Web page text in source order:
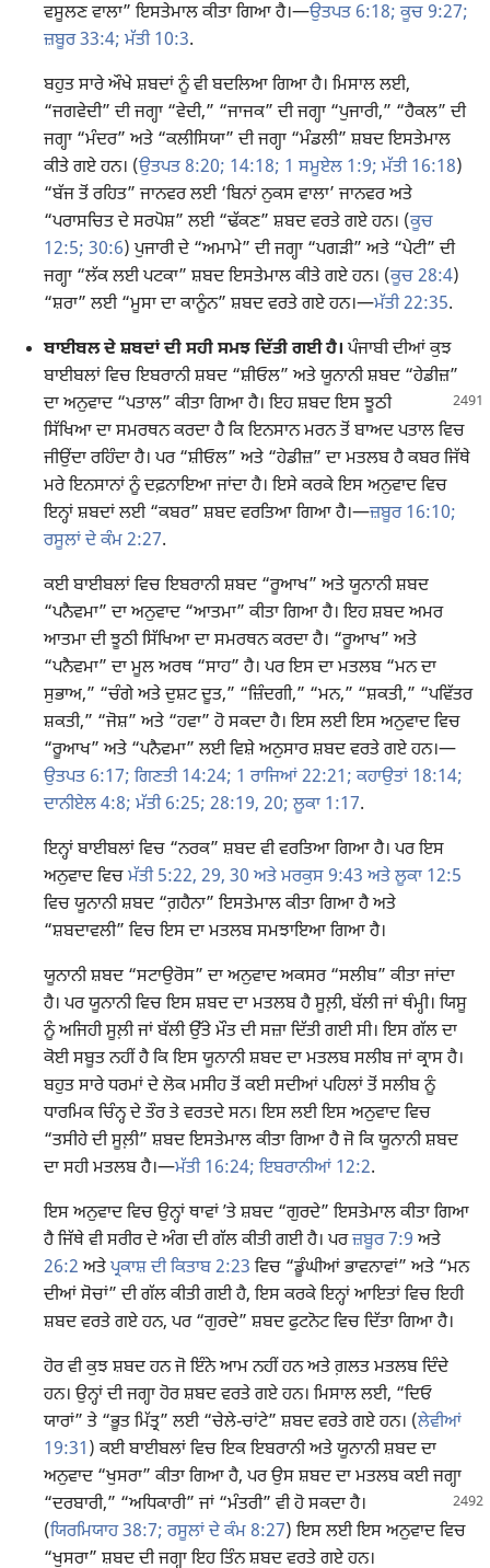
ਵਸੂਲਣ ਵਾਲਾ” ਇਸਤੇਮਾਲ ਕੀਤਾ ਗਿਆ ਹੈ।​—ਉਤਪਤ 6:18; ਕੂਚ 9:27;
ਜ਼ਬੂਰ 33:4; ਮੱਤੀ 10:3.
ਬਹੁਤ ਸਾਰੇ ਔਖੇ ਸ਼ਬਦਾਂ ਨੂੰ ਵੀ ਬਦਲਿਆ ਗਿਆ ਹੈ। ਮਿਸਾਲ ਲਈ,
“ਜਗਵੇਦੀ” ਦੀ ਜਗ੍ਹਾ “ਵੇਦੀ,” “ਜਾਜਕ” ਦੀ ਜਗ੍ਹਾ “ਪੁਜਾਰੀ,” “ਹੈਕਲ” ਦੀ
ਜਗ੍ਹਾ “ਮੰਦਰ” ਅਤੇ “ਕਲੀਸਿਯਾ” ਦੀ ਜਗ੍ਹਾ “ਮੰਡਲੀ” ਸ਼ਬਦ ਇਸਤੇਮਾਲ
ਕੀਤੇ ਗਏ ਹਨ। (ਉਤਪਤ 8:20; 14:18; 1 ਸਮੂਏਲ 1:9; ਮੱਤੀ 16:18)
“ਬੱਜ ਤੋਂ ਰਹਿਤ” ਜਾਨਵਰ ਲਈ ‘ਬਿਨਾਂ ਨੁਕਸ ਵਾਲਾ’ ਜਾਨਵਰ ਅਤੇ
“ਪਰਾਸਚਿਤ ਦੇ ਸਰਪੋਸ਼” ਲਈ “ਢੱਕਣ” ਸ਼ਬਦ ਵਰਤੇ ਗਏ ਹਨ। (ਕੂਚ
12:5; 30:6) ਪੁਜਾਰੀ ਦੇ “ਅਮਾਮੇ” ਦੀ ਜਗ੍ਹਾ “ਪਗੜੀ” ਅਤੇ “ਪੇਟੀ” ਦੀ
ਜਗ੍ਹਾ “ਲੱਕ ਲਈ ਪਟਕਾ” ਸ਼ਬਦ ਇਸਤੇਮਾਲ ਕੀਤੇ ਗਏ ਹਨ। (ਕੂਚ 28:4)
“ਸ਼ਰਾ” ਲਈ “ਮੂਸਾ ਦਾ ਕਾਨੂੰਨ” ਸ਼ਬਦ ਵਰਤੇ ਗਏ ਹਨ।​—ਮੱਤੀ 22:35.
ਬਾਈਬਲ ਦੇ ਸ਼ਬਦਾਂ ਦੀ ਸਹੀ ਸਮਝ ਦਿੱਤੀ ਗਈ ਹੈ।ਪੰਜਾਬੀ ਦੀਆਂ ਕੁਝ
ਬਾਈਬਲਾਂ ਵਿਚ ਇਬਰਾਨੀ ਸ਼ਬਦ “ਸ਼ੀਓਲ” ਅਤੇ ਯੂਨਾਨੀ ਸ਼ਬਦ “ਹੇਡੀਜ਼”
ਦਾਅਨੁਵਾਦ “ਪਤਾਲ” ਕੀਤਾ ਗਿਆ ਹੈ। ਇਹ ਸ਼ਬਦ ਇਸ ਝੂਠੀ
ਸਿੱਖਿਆ ਦਾ ਸਮਰਥਨ ਕਰਦਾ ਹੈ ਕਿ ਇਨਸਾਨ ਮਰਨ ਤੋਂ ਬਾਅਦ ਪਤਾਲ ਵਿਚ
ਜੀਉਂਦਾ ਰਹਿੰਦਾ ਹੈ। ਪਰ “ਸ਼ੀਓਲ” ਅਤੇ “ਹੇਡੀਜ਼” ਦਾ ਮਤਲਬ ਹੈ ਕਬਰ ਜਿੱਥੇ
ਮਰੇ ਇਨਸਾਨਾਂ ਨੂੰ ਦਫ਼ਨਾਇਆ ਜਾਂਦਾ ਹੈ। ਇਸੇ ਕਰਕੇ ਇਸ ਅਨੁਵਾਦ ਵਿਚ
ਇਨ੍ਹਾਂ ਸ਼ਬਦਾਂ ਲਈ “ਕਬਰ” ਸ਼ਬਦ ਵਰਤਿਆ ਗਿਆ ਹੈ।​—ਜ਼ਬੂਰ 16:10;
ਰਸੂਲਾਂ ਦੇ ਕੰਮ 2:27.
ਕਈ ਬਾਈਬਲਾਂ ਵਿਚ ਇਬਰਾਨੀ ਸ਼ਬਦ “ਰੂਆਖ” ਅਤੇ ਯੂਨਾਨੀ ਸ਼ਬਦ
“ਪਨੈਵਮਾ” ਦਾ ਅਨੁਵਾਦ “ਆਤਮਾ” ਕੀਤਾ ਗਿਆ ਹੈ। ਇਹ ਸ਼ਬਦ ਅਮਰ
ਆਤਮਾ ਦੀ ਝੂਠੀ ਸਿੱਖਿਆ ਦਾ ਸਮਰਥਨ ਕਰਦਾ ਹੈ। “ਰੂਆਖ” ਅਤੇ
“ਪਨੈਵਮਾ” ਦਾ ਮੂਲ ਅਰਥ “ਸਾਹ” ਹੈ। ਪਰ ਇਸ ਦਾ ਮਤਲਬ “ਮਨ ਦਾ
ਸੁਭਾਅ,” “ਚੰਗੇ ਅਤੇ ਦੁਸ਼ਟ ਦੂਤ,” “ਜ਼ਿੰਦਗੀ,” “ਮਨ,” “ਸ਼ਕਤੀ,” “ਪਵਿੱਤਰ
ਸ਼ਕਤੀ,” “ਜੋਸ਼” ਅਤੇ “ਹਵਾ” ਹੋ ਸਕਦਾ ਹੈ। ਇਸ ਲਈ ਇਸ ਅਨੁਵਾਦ ਵਿਚ
“ਰੂਆਖ” ਅਤੇ “ਪਨੈਵਮਾ” ਲਈ ਵਿਸ਼ੇ ਅਨੁਸਾਰ ਸ਼ਬਦ ਵਰਤੇ ਗਏ ਹਨ।​—
ਉਤਪਤ 6:17; ਗਿਣਤੀ 14:24; 1 ਰਾਜਿਆਂ 22:21; ਕਹਾਉਤਾਂ 18:14;
ਦਾਨੀਏਲ 4:8; ਮੱਤੀ 6:25; 28:​19, 20; ਲੂਕਾ 1:17.
ਇਨ੍ਹਾਂ ਬਾਈਬਲਾਂ ਵਿਚ “ਨਰਕ” ਸ਼ਬਦ ਵੀ ਵਰਤਿਆ ਗਿਆ ਹੈ। ਪਰ ਇਸ
ਅਨੁਵਾਦ ਵਿਚਮੱਤੀ 5:​22, 29, 30 ਅਤੇਮਰਕੁਸ 9:43 ਅਤੇਲੂਕਾ 12:5
ਵਿਚ ਯੂਨਾਨੀ ਸ਼ਬਦ “ਗ਼ਹੈਨਾ” ਇਸਤੇਮਾਲ ਕੀਤਾ ਗਿਆ ਹੈ ਅਤੇ
“ਸ਼ਬਦਾਵਲੀ” ਵਿਚ ਇਸ ਦਾ ਮਤਲਬ ਸਮਝਾਇਆ ਗਿਆ ਹੈ।
ਯੂਨਾਨੀ ਸ਼ਬਦ “ਸਟਾਉਰੋਸ” ਦਾ ਅਨੁਵਾਦ ਅਕਸਰ “ਸਲੀਬ” ਕੀਤਾ ਜਾਂਦਾ
ਹੈ। ਪਰ ਯੂਨਾਨੀ ਵਿਚ ਇਸ ਸ਼ਬਦ ਦਾ ਮਤਲਬ ਹੈ ਸੂਲ਼ੀ, ਬੱਲੀ ਜਾਂ ਥੰਮ੍ਹੀ। ਯਿਸੂ
ਨੂੰ ਅਜਿਹੀ ਸੂਲ਼ੀ ਜਾਂ ਬੱਲੀ ਉੱਤੇ ਮੌਤ ਦੀ ਸਜ਼ਾ ਦਿੱਤੀ ਗਈ ਸੀ। ਇਸ ਗੱਲ ਦਾ
ਕੋਈ ਸਬੂਤ ਨਹੀਂ ਹੈ ਕਿ ਇਸ ਯੂਨਾਨੀ ਸ਼ਬਦ ਦਾ ਮਤਲਬ ਸਲੀਬ ਜਾਂ ਕ੍ਰਾਸ ਹੈ।
ਬਹੁਤ ਸਾਰੇ ਧਰਮਾਂ ਦੇ ਲੋਕ ਮਸੀਹ ਤੋਂ ਕਈ ਸਦੀਆਂ ਪਹਿਲਾਂ ਤੋਂ ਸਲੀਬ ਨੂੰ
ਧਾਰਮਿਕ ਚਿੰਨ੍ਹ ਦੇ ਤੌਰ ਤੇ ਵਰਤਦੇ ਸਨ। ਇਸ ਲਈ ਇਸ ਅਨੁਵਾਦ ਵਿਚ
“ਤਸੀਹੇ ਦੀ ਸੂਲ਼ੀ” ਸ਼ਬਦ ਇਸਤੇਮਾਲ ਕੀਤਾ ਗਿਆ ਹੈ ਜੋ ਕਿ ਯੂਨਾਨੀ ਸ਼ਬਦ
ਦਾ ਸਹੀ ਮਤਲਬ ਹੈ।​—ਮੱਤੀ 16:24; ਇਬਰਾਨੀਆਂ 12:2.
ਇਸ ਅਨੁਵਾਦ ਵਿਚ ਉਨ੍ਹਾਂ ਥਾਵਾਂ ʼਤੇ ਸ਼ਬਦ “ਗੁਰਦੇ” ਇਸਤੇਮਾਲ ਕੀਤਾ ਗਿਆ
ਹੈ ਜਿੱਥੇ ਵੀ ਸਰੀਰ ਦੇ ਅੰਗ ਦੀ ਗੱਲ ਕੀਤੀ ਗਈ ਹੈ। ਪਰਜ਼ਬੂਰ 7:9ਅਤੇ
26:2ਅਤੇਪ੍ਰਕਾਸ਼ ਦੀ ਕਿਤਾਬ 2:23ਵਿਚ “ਡੂੰਘੀਆਂ ਭਾਵਨਾਵਾਂ” ਅਤੇ “ਮਨ
ਦੀਆਂ ਸੋਚਾਂ” ਦੀ ਗੱਲ ਕੀਤੀ ਗਈ ਹੈ, ਇਸ ਕਰਕੇ ਇਨ੍ਹਾਂ ਆਇਤਾਂ ਵਿਚ ਇਹੀ
ਸ਼ਬਦ ਵਰਤੇ ਗਏ ਹਨ, ਪਰ “ਗੁਰਦੇ” ਸ਼ਬਦ ਫੁਟਨੋਟ ਵਿਚ ਦਿੱਤਾ ਗਿਆ ਹੈ।
ਹੋਰ ਵੀ ਕੁਝ ਸ਼ਬਦ ਹਨ ਜੋ ਇੰਨੇ ਆਮ ਨਹੀਂ ਹਨ ਅਤੇ ਗ਼ਲਤ ਮਤਲਬ ਦਿੰਦੇ
ਹਨ। ਉਨ੍ਹਾਂ ਦੀ ਜਗ੍ਹਾ ਹੋਰ ਸ਼ਬਦ ਵਰਤੇ ਗਏ ਹਨ। ਮਿਸਾਲ ਲਈ, “ਦਿਓ
ਯਾਰਾਂ” ਤੇ “ਭੂਤ ਮਿੱਤ੍ਰ” ਲਈ “ਚੇਲੇ-ਚਾਂਟੇ” ਸ਼ਬਦ ਵਰਤੇ ਗਏ ਹਨ। (ਲੇਵੀਆਂ
19:31) ਕਈ ਬਾਈਬਲਾਂ ਵਿਚ ਇਕ ਇਬਰਾਨੀ ਅਤੇ ਯੂਨਾਨੀ ਸ਼ਬਦ ਦਾ
ਅਨੁਵਾਦ “ਖੁਸਰਾ” ਕੀਤਾ ਗਿਆ ਹੈ, ਪਰ ਉਸ ਸ਼ਬਦ ਦਾ ਮਤਲਬ ਕਈ ਜਗ੍ਹਾ
“ਦਰਬਾਰੀ,” “ਅਧਿਕਾਰੀ” ਜਾਂ “ਮੰਤਰੀ” ਵੀ ਹੋ ਸਕਦਾਹੈ।
(ਯਿਰਮਿਯਾਹ 38:7; ਰਸੂਲਾਂ ਦੇ ਕੰਮ 8:27) ਇਸ ਲਈ ਇਸ ਅਨੁਵਾਦ ਵਿਚ
“ਖੁਸਰਾ” ਸ਼ਬਦ ਦੀ ਜਗ੍ਹਾ ਇਹ ਤਿੰਨ ਸ਼ਬਦ ਵਰਤੇ ਗਏ ਹਨ।